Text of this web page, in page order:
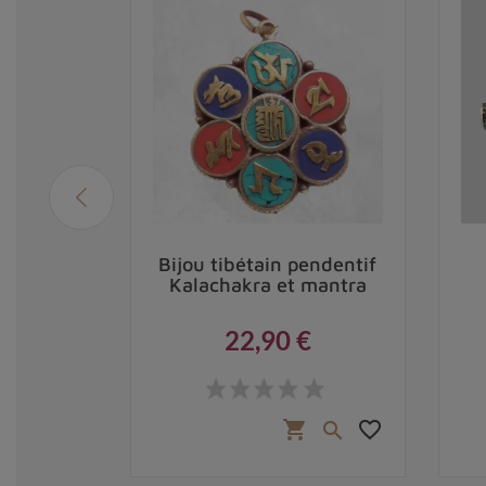
Bijou tibétain pendentif
Kalachakra et mantra
22,90 €
shopping_cart  favorite_border